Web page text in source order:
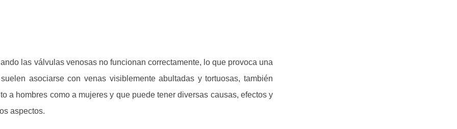
las válvulas venosas no funcionan correctamente, lo que provoca una
asociarse con venas visiblemente abultadas y tortuosas, también
a hombres como a mujeres y que puede tener diversas causas, efectos y
aspectos.